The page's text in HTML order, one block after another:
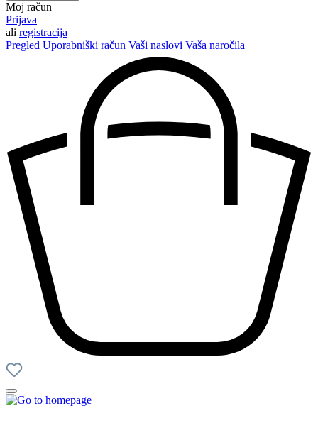
Moj račun
Prijava
ali registracija
Pregled Uporabniški račun Vaši naslovi Vaša naročila